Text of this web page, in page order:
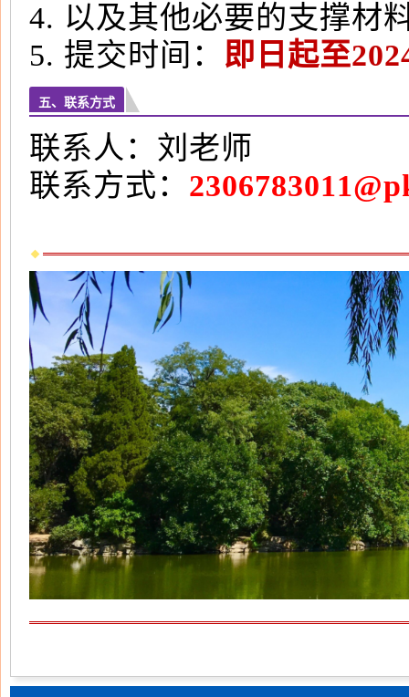
4. 以及其他必要的支撑材
5. 提交时间： 即日起至
五、联系方式
联系人：刘老师
联系方式：